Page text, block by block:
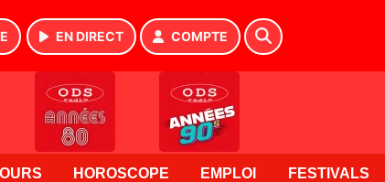
EN DIRECT COMPTE
HOROSCOPE EMPLOI FESTIVALS